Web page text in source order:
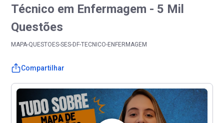
Técnico em Enfermagem - 5 Mil
Questões
MAPA-QUESTOES-SES-DF-TECNICO-ENFERMAGEM
Compartilhar